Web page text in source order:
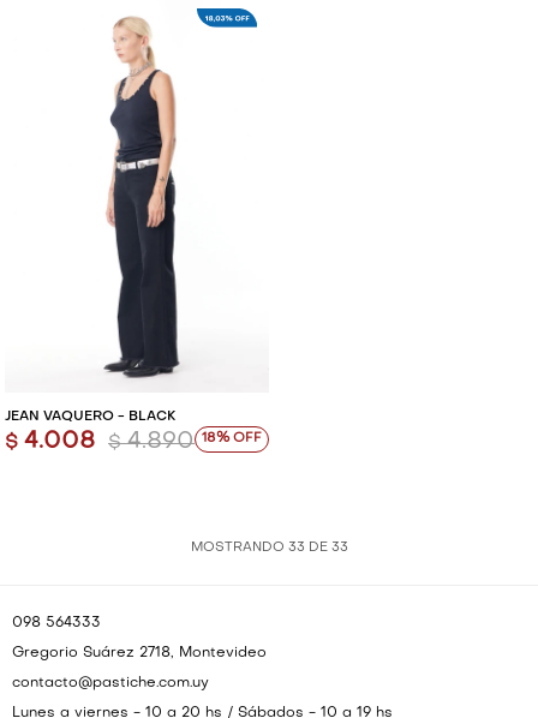
JEAN VAQUERO - BLACK
$ 4.008 $ 4.890 18
MOSTRANDO 33 DE 33
098 564333
Gregorio Suárez 2718, Montevideo
contacto@pastiche.com.uy
Lunes a viernes - 10 a 20 hs / Sábados - 10 a 19 hs